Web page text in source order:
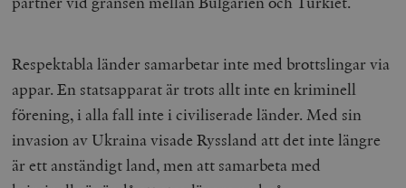
Respektabla länder samarbetar inte med brottslingar via
appar. En statsapparat är trots allt inte en kriminell
förening, i alla fall inte i civiliserade länder. Med sin
invasion av Ukraina visade Ryssland att det inte längre
är ett anständigt land, men att samarbeta med